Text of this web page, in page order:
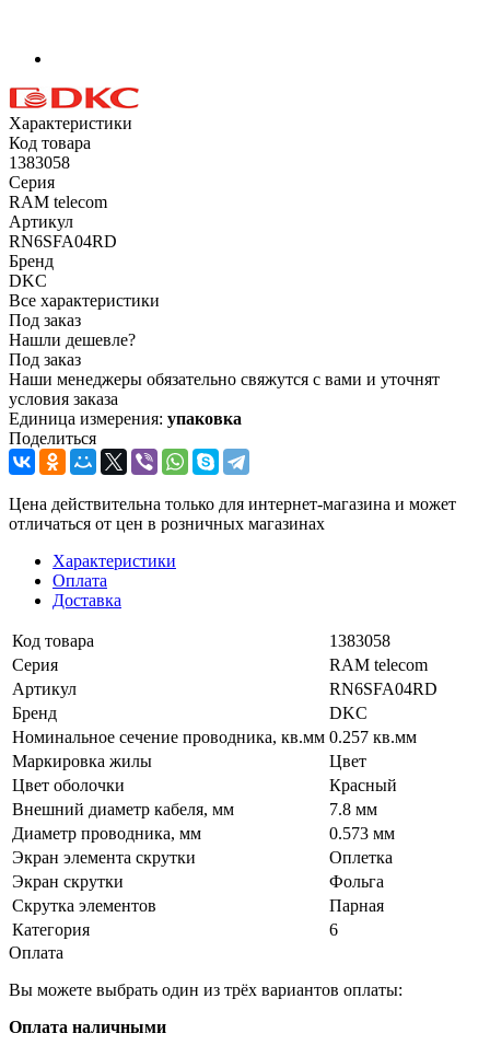
Характеристики
Код товара
1383058
Серия
RAM telecom
Артикул
RN6SFA04RD
Бренд
DKC
Все характеристики
Под заказ
Нашли дешевле?
Под заказ
Наши менеджеры обязательно свяжутся с вами и уточнят
условия заказа
Единица измерения: упаковка
Поделиться
Цена действительна только для интернет-магазина и может
отличаться от цен в розничных магазинах
Характеристики
Оплата
Доставка
Код товара
1383058
Серия
RAM telecom
Артикул
RN6SFA04RD
Бренд
DKC
Номинальное сечение проводника, кв.мм 0.257 кв.мм
Маркировка жилы
Цвет
Цвет оболочки
Красный
Внешний диаметр кабеля, мм
7.8 мм
Диаметр проводника, мм
0.573 мм
Экран элемента скрутки
Оплетка
Экран скрутки
Фольга
Скрутка элементов
Парная
Категория
6
Оплата
Вы можете выбрать один из трёх вариантов оплаты:
Оплата наличными